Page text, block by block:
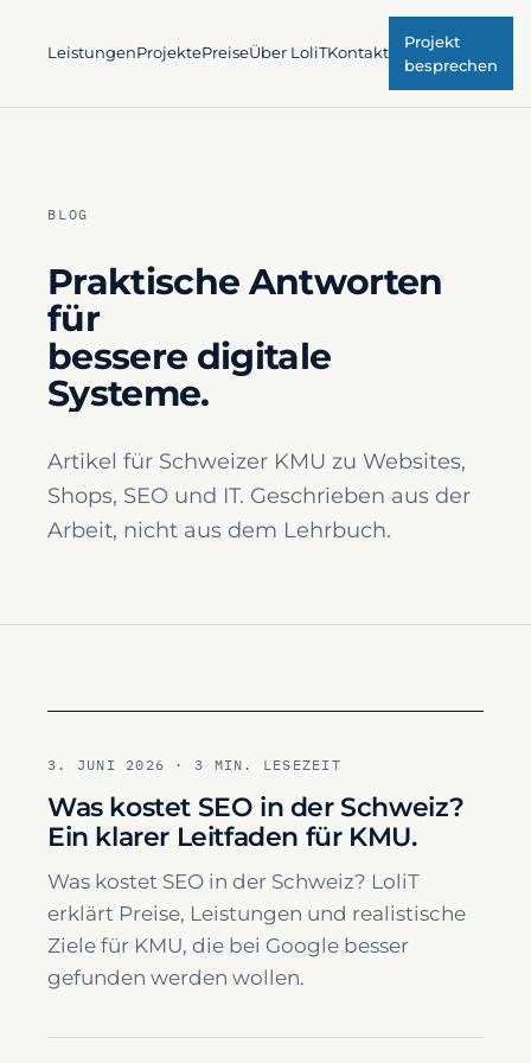
LeistungenProjektePreiseÜber LoliTKontakt
Projekt
besprechen
BLOG
Praktische Antworten
für
bessere digitale
Systeme.
Artikel für Schweizer KMU zu Websites,
Shops, SEO und IT. Geschrieben aus der
Arbeit, nicht aus dem Lehrbuch.
3. JUNI 2026 · 3 MIN. LESEZEIT
Was kostet SEO in der Schweiz?
Ein klarer Leitfaden für KMU.
Was kostet SEO in der Schweiz? LoliT
erklärt Preise, Leistungen und realistische
Ziele für KMU, die bei Google besser
gefunden werden wollen.